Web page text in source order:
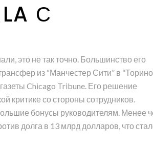
С
это не так точно. Большинство его
из “Манчестер Сити” в
Chicago Tribune. Его решение
критике со стороны сотрудников.
бонусы руководителям. Менее
долга в 13 млрд долларов, что